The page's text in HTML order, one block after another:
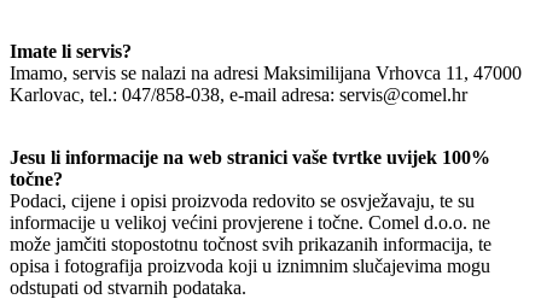
Imate li servis?
Imamo, servis se nalazi na adresi Maksimilijana Vrhovca 11, 47000
Karlovac, tel.: 047/858-038, e-mail adresa: servis@comel.hr
Jesu li informacije na web stranici vaše tvrtke uvijek 100%
točne?
Podaci, cijene i opisi proizvoda redovito se osvježavaju, te su
informacije u velikoj većini provjerene i točne. Comel d.o.o. ne
može jamčiti stopostotnu točnost svih prikazanih informacija, te
opisa i fotografija proizvoda koji u iznimnim slučajevima mogu
odstupati od stvarnih podataka.